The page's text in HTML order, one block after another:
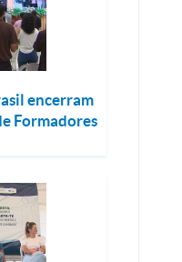
encerram
Formadores